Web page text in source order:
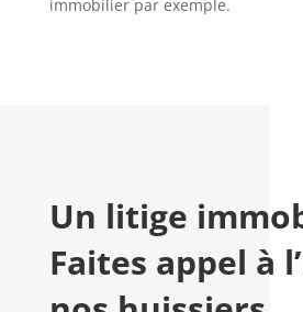
immobilier par exemple.
Un litige
Faites appel à